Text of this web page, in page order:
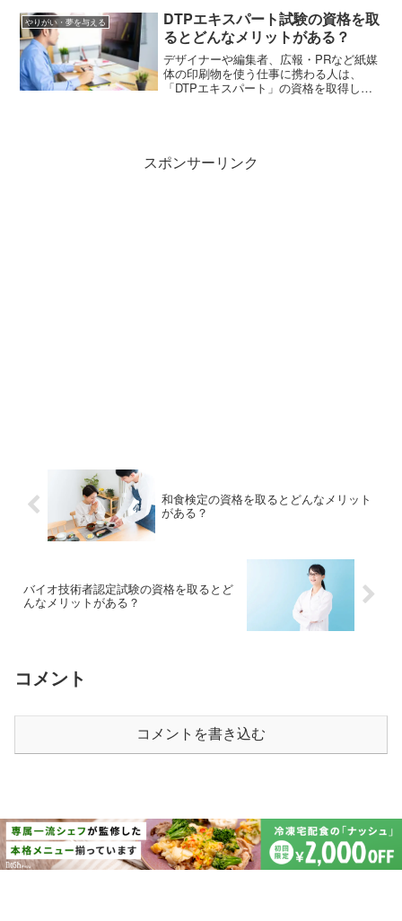
FOUNDATIONAL・ASSOCIATE・
PROFESSIONAL・SPECIALTYの違い、
受験料などを解説します。
やりがい・夢を与える
DTPエキスパート試験の資格を取
るとどんなメリットがある？
デザイナーや編集者、広報・PRなど紙媒
体の印刷物を使う仕事に携わる人は、
「DTPエキスパート」の資格を取得して
スポンサーリンク
和食検定の資格を取るとどんなメリット
がある？
バイオ技術者認定試験の資格を取るとど
んなメリットがある？
コメント
コメントを書き込む